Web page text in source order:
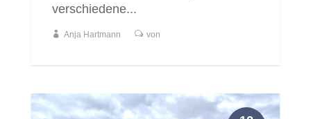
verschiedene...
Anja Hartmann von